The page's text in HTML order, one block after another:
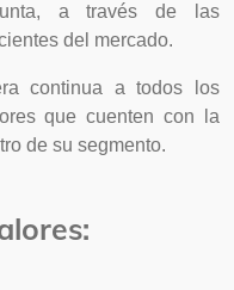
a través de las
del mercado.
continua a todos los
que cuenten con la
de su segmento.